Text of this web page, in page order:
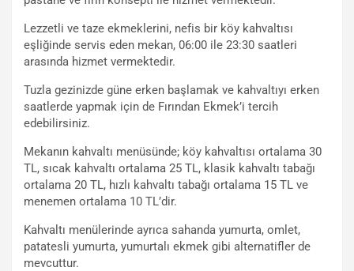
Lezzetli ve taze ekmeklerini, nefis bir köy kahvaltısı
eşliğinde servis eden mekan, 06:00 ile 23:30 saatleri
arasında hizmet vermektedir.
Tuzla gezinizde güne erken başlamak ve kahvaltıyı erken
saatlerde yapmak için de Fırından Ekmek’i tercih
edebilirsiniz.
Mekanın kahvaltı menüsünde; köy kahvaltısı ortalama 30
TL, sıcak kahvaltı ortalama 25 TL, klasik kahvaltı tabağı
ortalama 20 TL, hızlı kahvaltı tabağı ortalama 15 TL ve
menemen ortalama 10 TL’dir.
Kahvaltı menülerinde ayrıca sahanda yumurta, omlet,
patatesli yumurta, yumurtalı ekmek gibi alternatifler de
mevcuttur.